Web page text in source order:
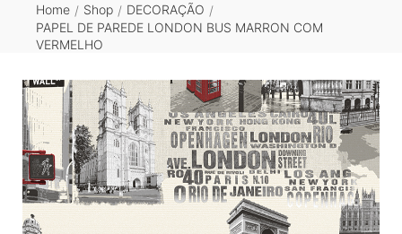
Home / Shop / DECORAÇÃO /
PAPEL DE PAREDE LONDON BUS MARRON COM
VERMELHO